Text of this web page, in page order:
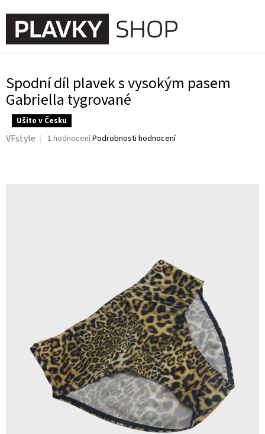
na
obsah
Spodní díl plavek s vysokým pasem
Gabriella tygrované
Ušito v Česku
Průměrné
1 hodnoceníPodrobnosti hodnocení
VFstyle